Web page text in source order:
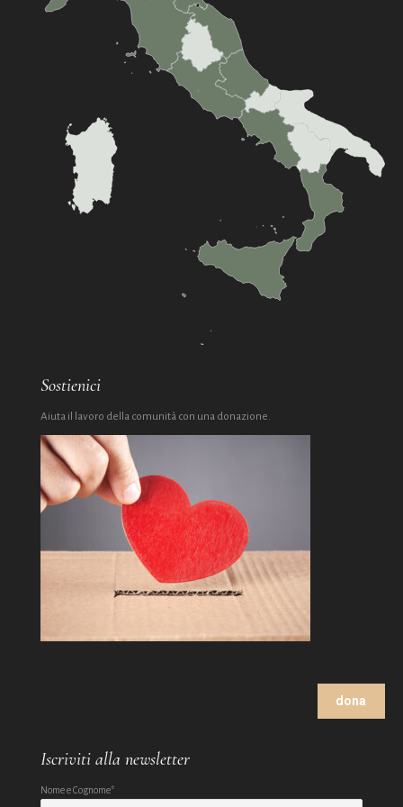
Sostienici
Aiuta il lavoro della comunità con una donazione.
dona
Iscriviti alla newsletter
Nome e Cognome*